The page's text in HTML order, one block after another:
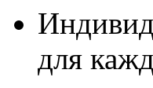
для